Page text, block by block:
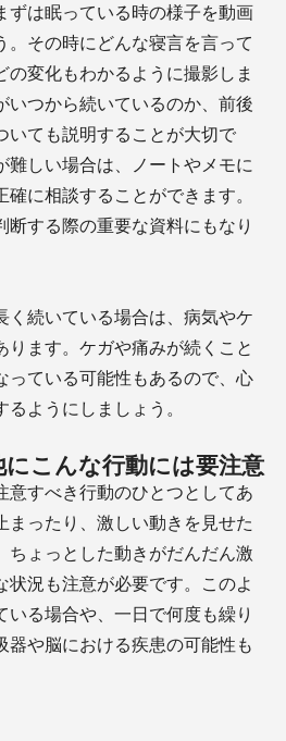
ずは眠っている時の様子を動画
。その時にどんな寝言を言って
の変化もわかるように撮影しま
いつから続いているのか、前後
いても説明することが大切で
難しい場合は、ノートやメモに
に相談することができます。
断する際の重要な資料にもなり
く続いている場合は、病気やケ
ります。ケガや痛みが続くこと
っている可能性もあるので、心
ようにしましょう。
こんな行動には要注意
意すべき行動のひとつとしてあ
まったり、激しい動きを見せた
ちょっとした動きがだんだん激
状況も注意が必要です。このよ
いる場合や、一日で何度も繰り
器や脳における疾患の可能性も